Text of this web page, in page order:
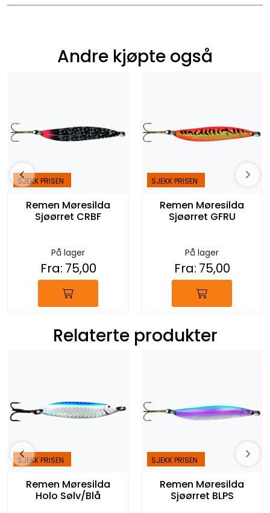
Andre kjøpte også
SJEKK PRISEN
Remen Møresilda
Sjøørret CRBF
På lager
Fra: 75,00
SJEKK PRISEN
Remen Møresilda
Sjøørret GFRU
På lager
Fra: 75,00
Relaterte produkter
SJEKK PRISEN
Remen Møresilda
Holo Sølv/Blå
SJEKK PRISEN
Remen Møresilda
Sjøørret BLPS